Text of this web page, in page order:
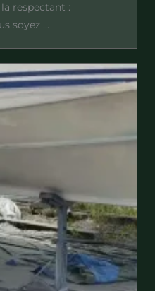
respectant :
soyez ...